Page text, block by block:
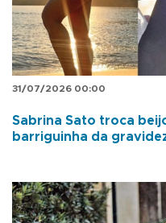
31/07/2026 00:00
Sabrina Sato troca
barriguinha da